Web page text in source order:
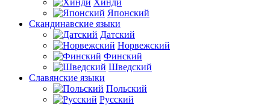
Японский
Скандинавские языки
Датский
Норвежский
Финский
Шведский
Славянские языки
Польский
Русский